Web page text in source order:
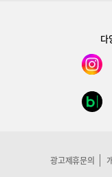
다
광고제휴문의